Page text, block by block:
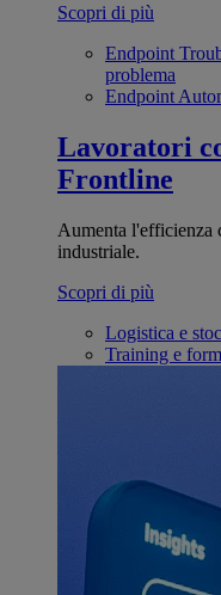
Scopri di più
Endpoint
problema
Endpoint
Lavoratori
Frontline
Aumenta l'efficienza
industriale.
Scopri di più
Logistica e
Training e